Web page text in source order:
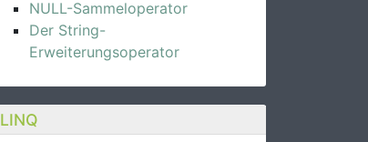
NULL-Sammeloperator
Der String-
Erweiterungsoperator
LINQ